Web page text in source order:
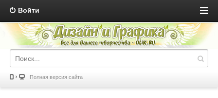
Войти
Полная версия сайта